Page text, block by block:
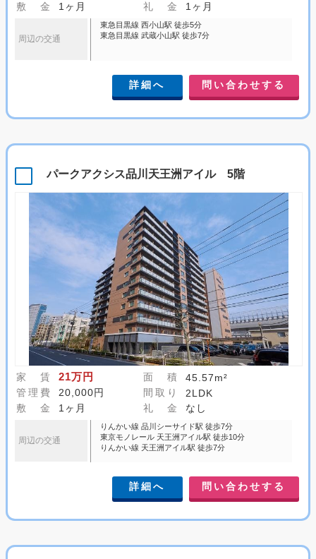
敷 金
1ヶ月 礼 金 1ヶ月
周辺の交通
東急目黒線 西小山駅 徒歩5分
東急目黒線 武蔵小山駅 徒歩7分
詳細へ 問い合わせする
パークアクシス品川天王洲アイル 5階
家 賃 21万円 面 積
45.57m²
管理費
20,000円 間取り
2LDK
敷 金
1ヶ月 礼 金 なし
周辺の交通
りんかい線 品川シーサイド駅 徒歩7分
東京モノレール 天王洲アイル駅 徒歩10分
りんかい線 天王洲アイル駅 徒歩7分
詳細へ 問い合わせする